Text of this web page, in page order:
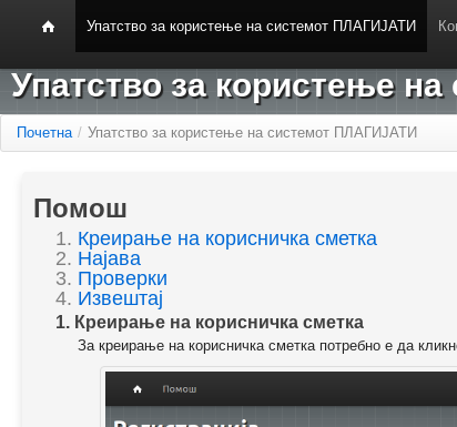
Упатство за користење на системот ПЛАГИЈАТИ
Упатство за користење
Почетна / Упатство за користење на системот ПЛАГИЈАТИ
Помош
1. Креирање на корисничка сметка
2. Најава
3. Проверки
4. Извештај
1. Креирање на корисничка сметка
За креирање на корисничка сметка потребно е да